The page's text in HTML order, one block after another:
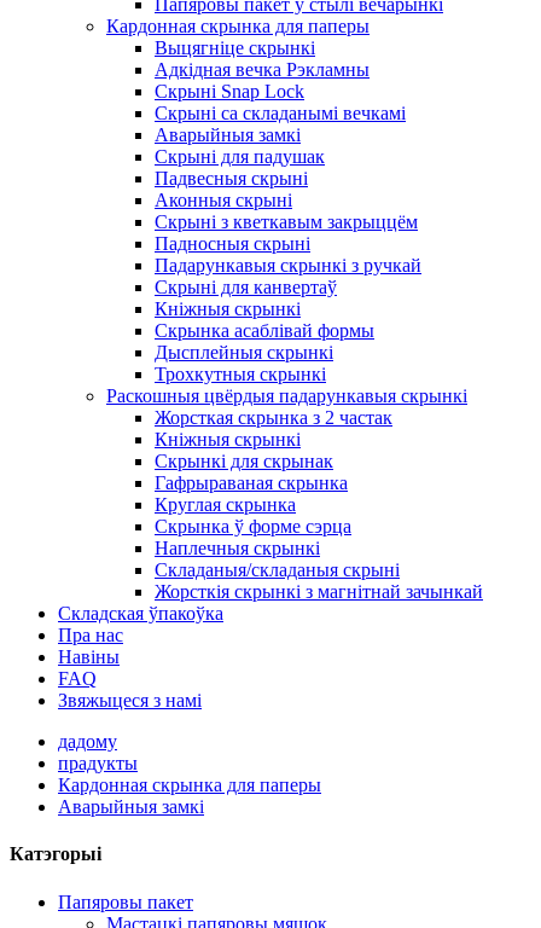
Папяровы пакет у стылі вечарынкі
Кардонная скрынка для паперы
Выцягніце скрынкі
Адкідная вечка Рэкламны
Скрыні Snap Lock
Скрыні са складанымі вечкамі
Аварыйныя замкі
Скрыні для падушак
Падвесныя скрыні
Аконныя скрыні
Скрыні з кветкавым закрыццём
Падносныя скрыні
Падарункавыя скрынкі з ручкай
Скрыні для канвертаў
Кніжныя скрынкі
Скрынка асаблівай формы
Дысплейныя скрынкі
Трохкутныя скрынкі
Раскошныя цвёрдыя падарункавыя скрынкі
Жорсткая скрынка з 2 частак
Кніжныя скрынкі
Скрынкі для скрынак
Гафрыраваная скрынка
Круглая скрынка
Скрынка ў форме сэрца
Наплечныя скрынкі
Складаныя/складаныя скрыні
Жорсткія скрынкі з магнітнай зачынкай
Складская ўпакоўка
Пра нас
Навіны
FAQ
Звяжыцеся з намі
дадому
прадукты
Кардонная скрынка для паперы
Аварыйныя замкі
Катэгорыі
Папяровы пакет
Мастацкі папяровы мяшок